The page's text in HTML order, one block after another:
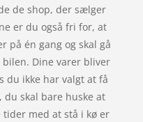
de shop, der sælger
er du også fri for, at
på én gang og skal gå
Dine varer bliver
du ikke har valgt at få
skal bare huske at
med at stå i kø er